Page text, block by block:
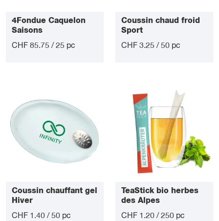
4Fondue Caquelon
Saisons
CHF 85.75 / 25 pc
Coussin chaud froid
Sport
CHF 3.25 / 50 pc
Coussin chauffant gel
Hiver
CHF 1.40 / 50 pc
TeaStick bio herbes
des Alpes
CHF 1.20 / 250 pc